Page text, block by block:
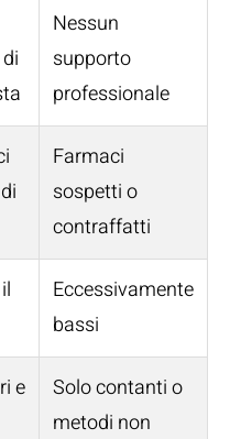
Nessun
supporto
professionale
Farmaci
sospetti o
contraffatti
Eccessivamente
bassi
e
Solo contanti o
metodi non